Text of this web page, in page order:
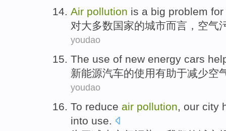
Air pollution is a big problem
对大多数国家的城市而言，空气
youdao
The use of new energy cars
新能源汽车的使用有助于减少空
youdao
To reduce air pollution, our city
into use.